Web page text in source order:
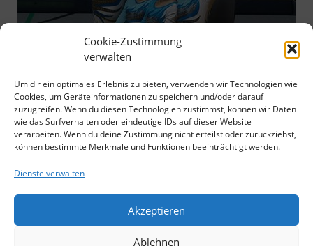
Cookie-Zustimmung
verwalten
Um dir ein optimales Erlebnis zu bieten, verwenden wir Technologien wie
Cookies, um Geräteinformationen zu speichern und/oder darauf
zuzugreifen. Wenn du diesen Technologien zustimmst, können wir Daten
wie das Surfverhalten oder eindeutige IDs auf dieser Website
verarbeiten. Wenn du deine Zustimmung nicht erteilst oder zurückziehst,
können bestimmte Merkmale und Funktionen beeinträchtigt werden.
Dienste verwalten
Akzeptieren
Ablehnen